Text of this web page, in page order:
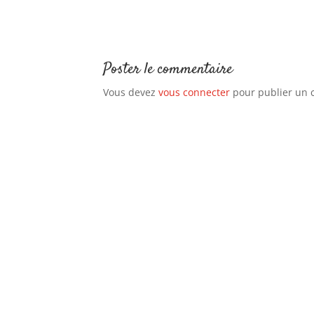
Poster le commentaire
Vous devez vous connecter pour publier un